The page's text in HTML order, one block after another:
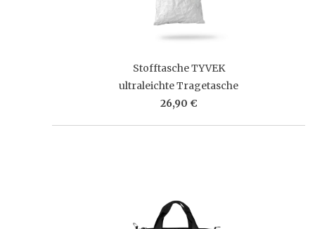
Stofftasche TYVEK
ultraleichte Tragetasche
26,90 €